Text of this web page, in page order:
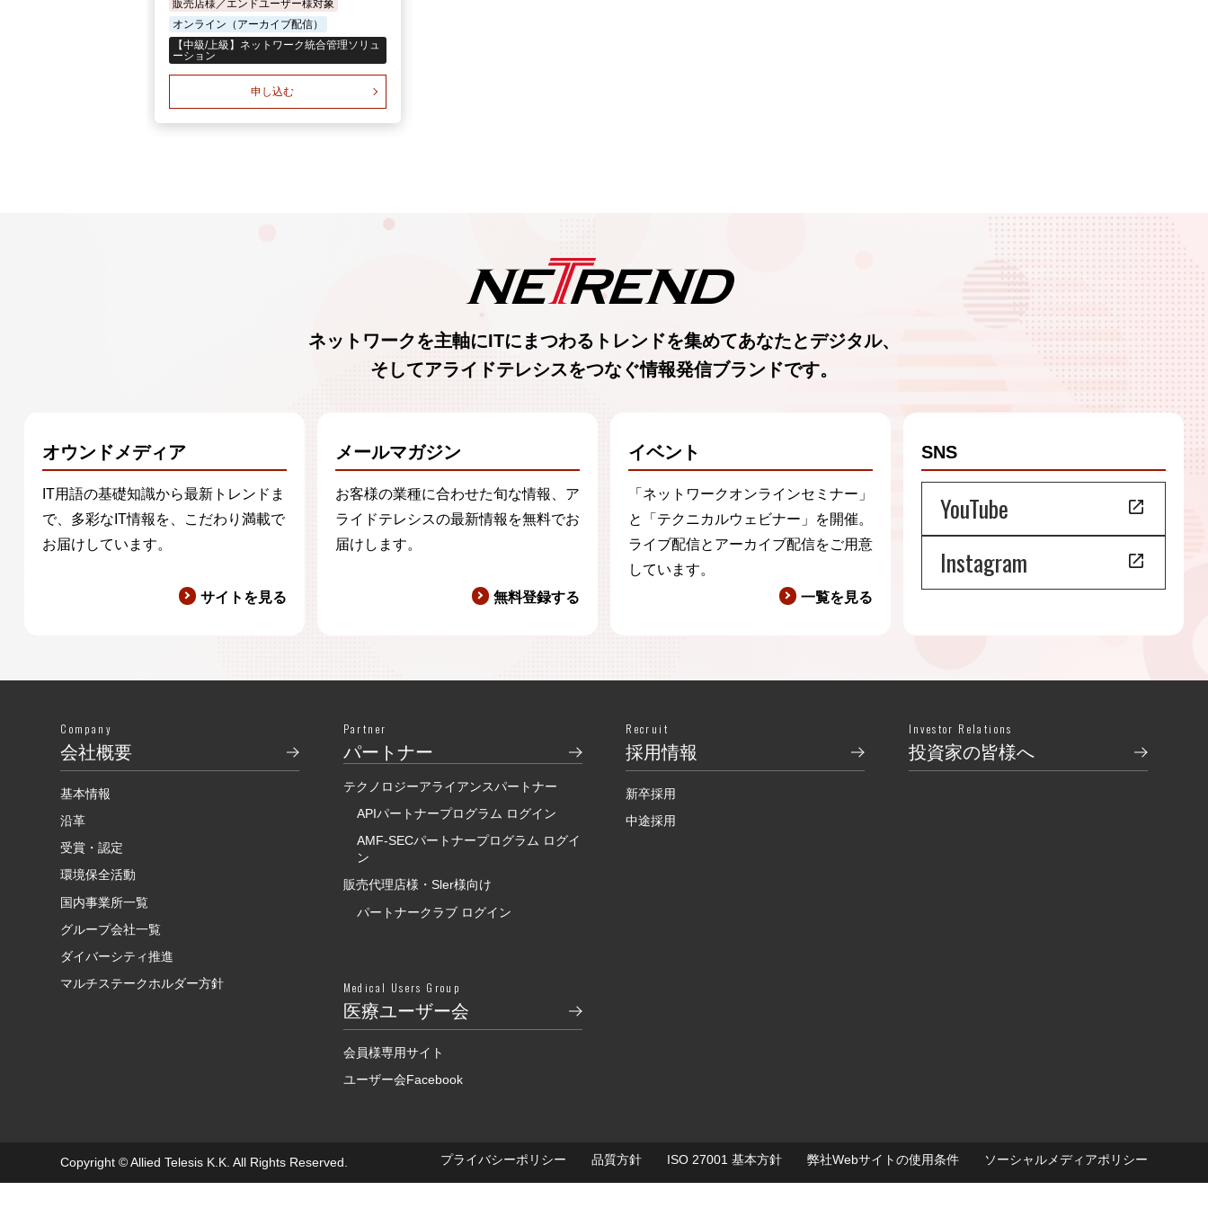
販売店様／エンドユーザー様対象
オンライン（アーカイブ配信）
【中級/上級】ネットワーク統合管理ソリュ
ーション
申し込む
ネットワークを主軸にITにまつわるトレンドを集めてあなたとデジタル、
そしてアライドテレシスをつなぐ情報発信ブランドです。
オウンドメディア
IT用語の基礎知識から最新トレンドま
で、多彩なIT情報を、こだわり満載で
お届けしています。
サイトを見る
メールマガジン
お客様の業種に合わせた旬な情報、ア
ライドテレシスの最新情報を無料でお
届けします。
無料登録する
イベント
「ネットワークオンラインセミナー」
と「テクニカルウェビナー」を開催。
ライブ配信とアーカイブ配信をご用意
しています。
一覧を見る
SNS
YouTube
Instagram
Company
会社概要
基本情報
沿革
受賞・認定
環境保全活動
国内事業所一覧
グループ会社一覧
ダイバーシティ推進
マルチステークホルダー方針
Partner
パートナー
テクノロジーアライアンスパートナー
APIパートナープログラム ログイン
AMF-SECパートナープログラム ログイ
ン
販売代理店様・Sler様向け
パートナークラブ ログイン
Medical Users Group
医療ユーザー会
会員様専用サイト
ユーザー会Facebook
Recruit
採用情報
新卒採用
中途採用
Investor Relations
投資家の皆様へ
プライバシーポリシー 品質方針 ISO 27001 基本方針 弊社Webサイトの使用条件 ソーシャルメディアポリシー
Copyright © Allied Telesis K.K. All Rights Reserved.